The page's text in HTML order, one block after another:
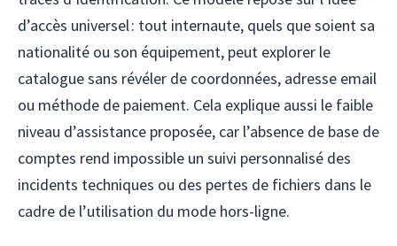
d’accès universel : tout internaute, quels que soient sa
nationalité ou son équipement, peut explorer le
catalogue sans révéler de coordonnées, adresse email
ou méthode de paiement. Cela explique aussi le faible
niveau d’assistance proposée, car l’absence de base de
comptes rend impossible un suivi personnalisé des
incidents techniques ou des pertes de fichiers dans le
cadre de l’utilisation du mode hors-ligne.